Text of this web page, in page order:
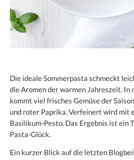
Die ideale Sommerpasta schmeckt
die Aromen der warmen Jahreszeit. In
kommt viel frisches Gemüse der
und roter Paprika. Verfeinert wird mit
Basilikum-Pesto. Das Ergebnis ist ein
Pasta-Glück.
Ein kurzer Blick auf die letzten